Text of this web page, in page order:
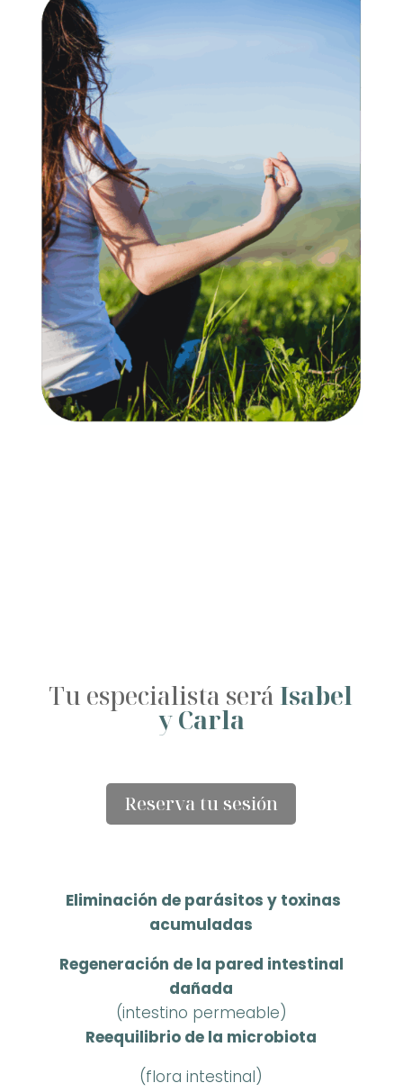
Tu especialista seráIsabel
y Carla
Reserva tu sesión
Eliminación de parásitos y toxinas
acumuladas
Regeneración de la pared intestinal
dañada
(intestino permeable)
Reequilibrio de la microbiota
(flora intestinal)